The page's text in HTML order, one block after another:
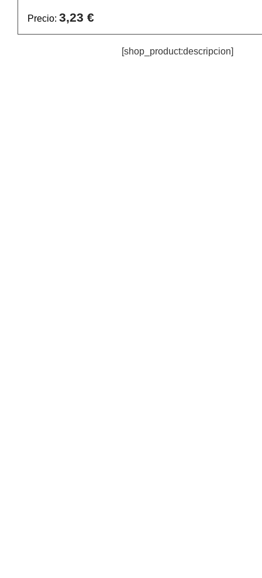
Precio: 3,23 €
[shop_product:descripcion]